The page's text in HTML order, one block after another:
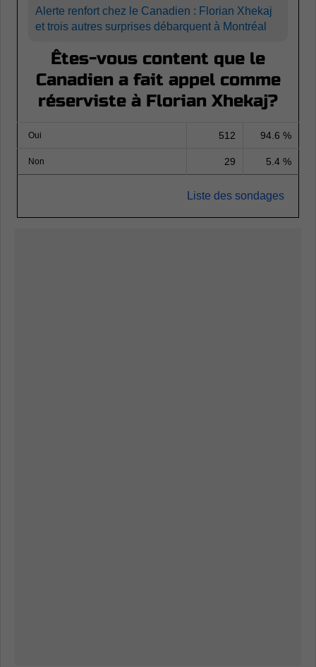
Alerte renfort chez le Canadien : Florian Xhekaj
et trois autres surprises débarquent à Montréal
Êtes-vous content que le
Canadien a fait appel comme
réserviste à Florian Xhekaj?
Oui 512 94.6 %
Non 29 5.4 %
Liste des sondages